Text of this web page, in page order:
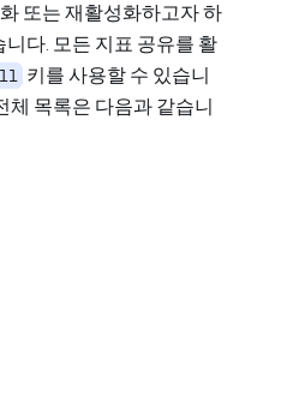
또는 재활성화하고자 하
다. 모든 지표 공유를 활
키를 사용할 수 있습니
체 목록은 다음과 같습니